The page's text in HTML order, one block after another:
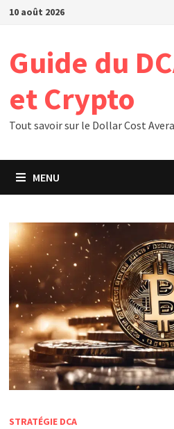
Passer
10 août 2026
Guide du
et Crypto
Tout savoir sur le Dollar Cost
MENU
STRATÉGIE DCA